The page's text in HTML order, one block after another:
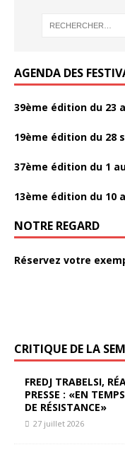
o
o
AGENDA DES
39ème édition du 23
19ème édition du 28
37ème édition du 1
13ème édition du 10
NOTRE REGARD
Réservez votre
CRITIQUE DE LA
FREDJ TRABELSI,
PRESSE : «EN
DE RÉSISTANCE»
27 juillet 2026